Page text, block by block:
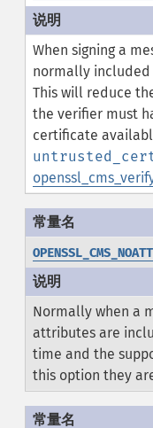
When signing a
normally
This will reduce
the verifier must
certificate
Normally when a
attributes are
time and the
this option they